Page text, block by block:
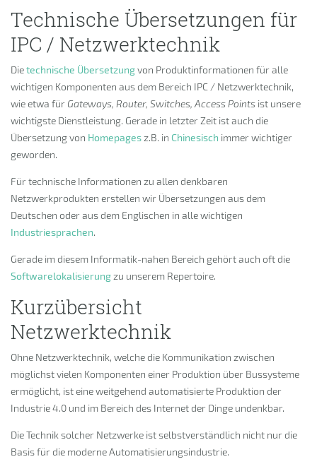
Technische Übersetzungen für
IPC / Netzwerktechnik
Dietechnische Übersetzungvon Produktinformationen für alle
wichtigen Komponenten aus dem Bereich IPC / Netzwerktechnik,
wie etwa für Gateways, Router, Switches, Access Points ist unsere
wichtigste Dienstleistung. Gerade in letzter Zeit ist auch die
Übersetzung von Homepagesz.B. in Chinesisch immer wichtiger
geworden.
Für technische Informationen zu allen denkbaren
Netzwerkprodukten erstellen wir Übersetzungen aus dem
Deutschen oder aus dem Englischen in alle wichtigen
Industriesprachen.
Gerade im diesem Informatik-nahen Bereich gehört auch oft die
Softwarelokalisierungzu unserem Repertoire.
Kurzübersicht
Netzwerktechnik
Ohne Netzwerktechnik, welche die Kommunikation zwischen
möglichst vielen Komponenten einer Produktion über Bussysteme
ermöglicht, ist eine weitgehend automatisierte Produktion der
Industrie 4.0 und im Bereich des Internet der Dinge undenkbar.
Die Technik solcher Netzwerke ist selbstverständlich nicht nur die
Basis für die moderne Automatisierungsindustrie.